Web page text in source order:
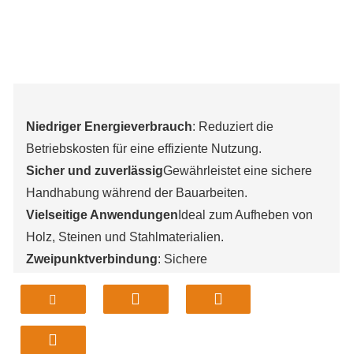
Niedriger Energieverbrauch: Reduziert die
Betriebskosten für eine effiziente Nutzung.
Sicher und zuverlässigGewährleistet eine sichere
Handhabung während der Bauarbeiten.
Vielseitige Anwendungen Ideal zum Aufheben von
Holz, Steinen und Stahlmaterialien.
Zweipunktverbindung: Sichere
Kompaktes Design
: Abmessungen von 500 x 260 x
360 mm für einfache Manövrierbarkeit.